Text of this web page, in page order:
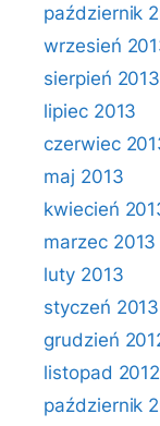
październik
wrzesień
sierpień 2013
lipiec 2013
czerwiec
maj 2013
kwiecień
marzec 2013
luty 2013
styczeń 2013
grudzień
listopad 2012
październik